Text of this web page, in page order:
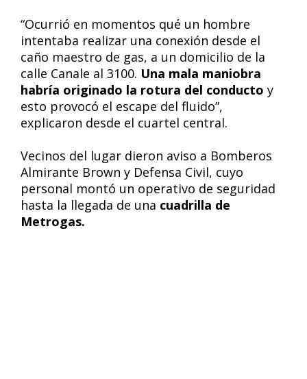
“Ocurrió en momentos qué un hombre
intentaba realizar una conexión desde el
caño maestro de gas, a un domicilio de la
calle Canale al 3100. Una mala maniobra
habría originado la rotura del conducto y
esto provocó el escape del fluido”,
explicaron desde el cuartel central.
Vecinos del lugar dieron aviso a Bomberos
Almirante Brown y Defensa Civil, cuyo
personal montó un operativo de seguridad
hasta la llegada de una cuadrilla de
Metrogas.